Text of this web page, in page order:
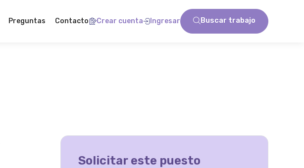
Preguntas Contacto Crear cuenta Ingresar Buscar trabajo
Solicitar este puesto